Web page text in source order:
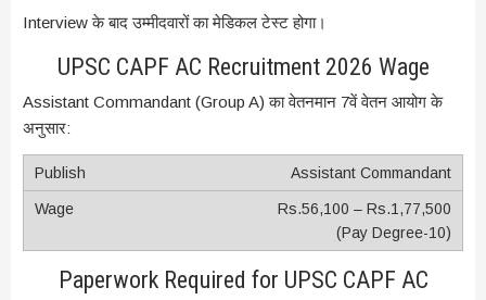
Interview के बाद उम्मीदवारों का मेडिकल टेस्ट होगा।
UPSC CAPF AC Recruitment 2026 Wage
Assistant Commandant (Group A) का वेतनमान 7वें वेतन आयोग के
अनुसार:
Assistant Commandant
Rs.56,100 – Rs.1,77,500
(Pay Degree-10)
Paperwork Required for UPSC CAPF AC